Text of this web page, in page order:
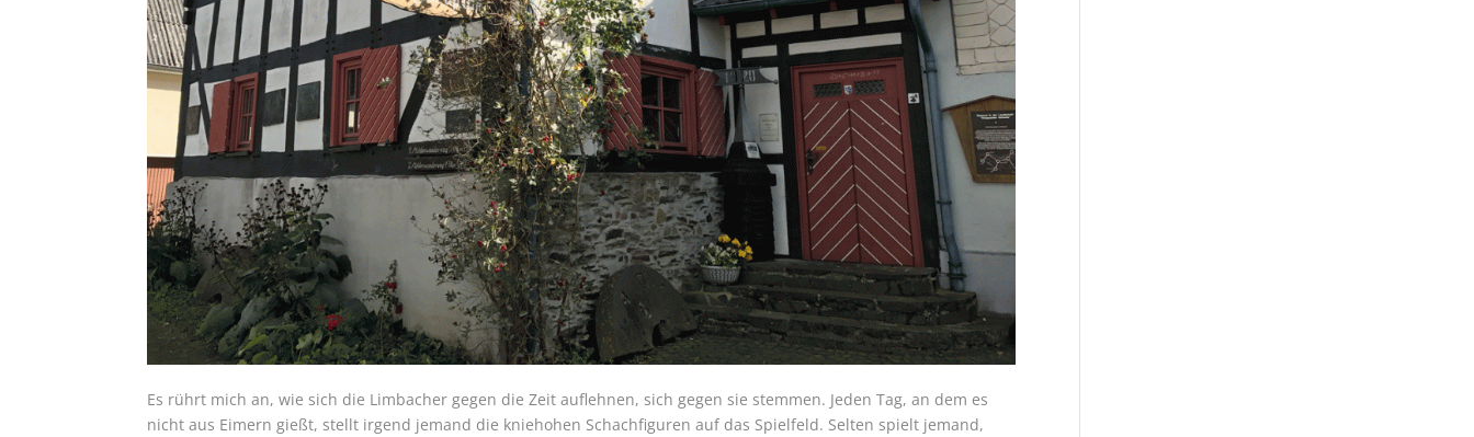
Es rührt mich an, wie sich die Limbacher gegen die Zeit auflehnen, sich gegen sie stemmen. Jeden Tag, an dem es
nicht aus Eimern gießt, stellt irgend jemand die kniehohen Schachfiguren auf das Spielfeld. Selten spielt jemand,